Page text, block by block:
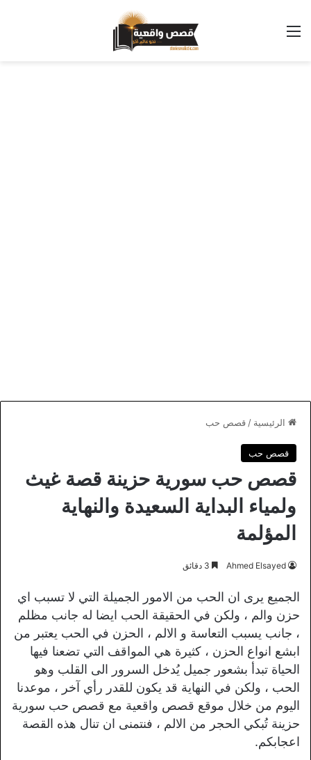
القائمة
الرئيسية / قصص حب
قصص حب
قصص حب سورية حزينة قصة غيث
ولمياء البداية السعيدة والنهاية
المؤلمة
Ahmed Elsayed
الجميع يرى ان الحب من الامور الجميلة التي لا تسبب اي
حزن والم ، ولكن في الحقيقة الحب ايضا له جانب مظلم
، جانب يسبب التعاسة و الالم ، الحزن في الحب يعتبر من
ابشع انواع الحزن ، كثيرة هي المواقف التي تضعنا فيها
الحياة تبدأ بشعور جميل يُدخل السرور الى القلب وهو
الحب ، ولكن في النهاية قد يكون للقدر رأي آخر ، موعدنا
اليوم من خلال موقع قصص واقعية مع قصص حب سورية
حزينة تُبكي الحجر من الالم ، فنتمنى ان تنال هذه القصة
اعجابكم.